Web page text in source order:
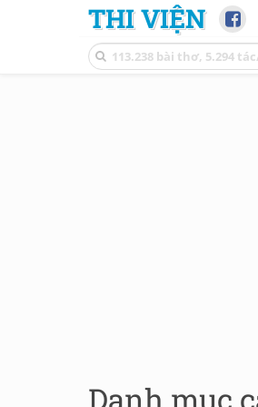
THI VIỆN
Danh mục